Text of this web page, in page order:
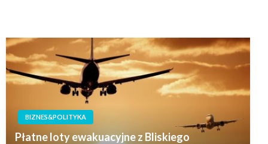
BIZNES&POLITYKA
Płatne loty ewakuacyjne z Bliskiego